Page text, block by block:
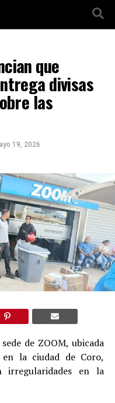
que
divisas
las
19, 2026
de ZOOM, ubicada
la ciudad de Coro,
irregularidades en la